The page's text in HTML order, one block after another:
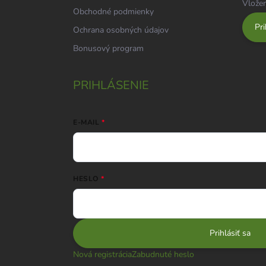
Obchodné podmienky
Ochrana osobných údajov
Bonusový program
PRIHLÁSENIE
E-MAIL
HESLO
Prihlásiť sa
Nová registráciaZabudnuté heslo